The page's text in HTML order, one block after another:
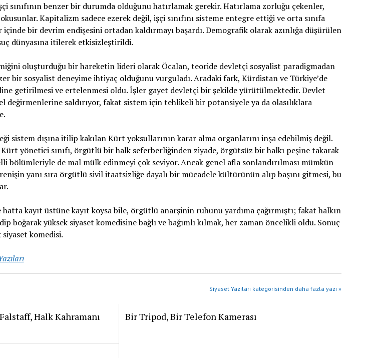
sınıfının benzer bir durumda olduğunu hatırlamak gerekir. Hatırlama zorluğu çekenler,
Kapitalizm sadece ezerek değil, işçi sınıfını sisteme entegre ettiği ve orta sınıfa
içinde bir devrim endişesini ortadan kaldırmayı başardı. Demografik olarak azınlığa düşürülen
dünyasına itilerek etkisizleştirildi.
oluşturduğu bir hareketin lideri olarak Öcalan, teoride devletçi sosyalist paradigmadan
bir sosyalist deneyime ihtiyaç olduğunu vurguladı. Aradaki fark, Kürdistan ve Türkiye’de
getirilmesi ve ertelenmesi oldu. İşler gayet devletçi bir şekilde yürütülmektedir. Devlet
değirmenlerine saldırıyor, fakat sistem için tehlikeli bir potansiyele ya da olasılıklara
sistem dışına itilip kakılan Kürt yoksullarının karar alma organlarını inşa edebilmiş değil.
yönetici sınıfı, örgütlü bir halk seferberliğinden ziyade, örgütsüz bir halkı peşine takarak
bölümleriyle de mal mülk edinmeyi çok seviyor. Ancak genel afla sonlandırılması mümkün
yanı sıra örgütlü sivil itaatsizliğe dayalı bir mücadele kültürünün alıp başını gitmesi, bu
hatta kayıt üstüne kayıt koysa bile, örgütlü anarşinin ruhunu yardıma çağırmıştı; fakat halkın
boğarak yüksek siyaset komedisine bağlı ve bağımlı kılmak, her zaman öncelikli oldu. Sonuç
komedisi.
Siyaset Yazıları kategorisinden daha fazla yazı »
Halk Kahramanı
Bir Tripod, Bir Telefon Kamerası